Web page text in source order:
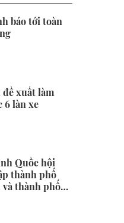
báo tới toàn
xuất làm
6 làn xe
Quốc hội
thành phố
thành phố